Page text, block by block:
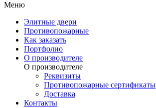
Меню
Элитные двери
Противопожарные
Как заказать
Портфолио
О производителе
О производителе
Реквизиты
Противопожарные сертификаты
Доставка
Контакты